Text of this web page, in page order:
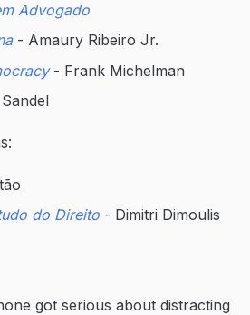
Advogado
- Amaury Ribeiro Jr.
- Frank Michelman
do Direito - Dimitri Dimoulis
got serious about distracting